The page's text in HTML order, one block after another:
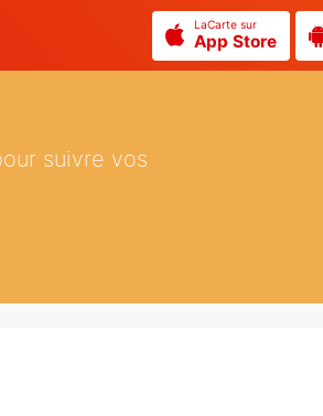
LaCarte sur
App Store
suivre vos